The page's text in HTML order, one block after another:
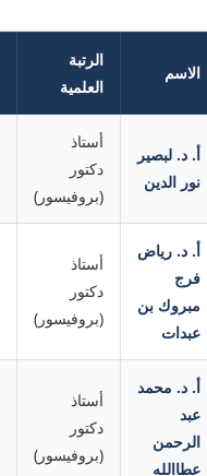
الاسم
الرتبة
العلمية
أ. د. لبصير
نور الدين
أستاذ
دكتور
(بروفيسور)
أ. د. رياض
فرج
مبروك بن
عبدات
أستاذ
دكتور
(بروفيسور)
أ. د. محمد
عبد
الرحمن
عطاالله
أستاذ
دكتور
(بروفيسور)